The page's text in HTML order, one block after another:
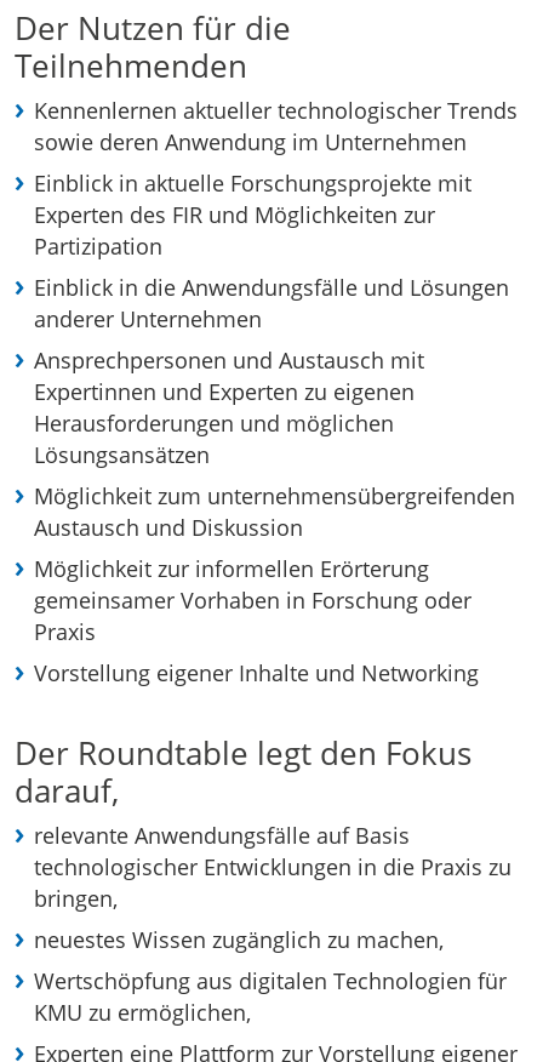
Der Nutzen für die
Teilnehmenden
Kennenlernen aktueller technologischer Trends
sowie deren Anwendung im Unternehmen
Einblick in aktuelle Forschungsprojekte mit
Experten des FIR und Möglichkeiten zur
Partizipation
Einblick in die Anwendungsfälle und Lösungen
anderer Unternehmen
Ansprechpersonen und Austausch mit
Expertinnen und Experten zu eigenen
Herausforderungen und möglichen
Lösungsansätzen
Möglichkeit zum unternehmensübergreifenden
Austausch und Diskussion
Möglichkeit zur informellen Erörterung
gemeinsamer Vorhaben in Forschung oder
Praxis
Vorstellung eigener Inhalte und Networking
Der Roundtable legt den Fokus
darauf,
relevante Anwendungsfälle auf Basis
technologischer Entwicklungen in die Praxis zu
bringen,
neuestes Wissen zugänglich zu machen,
Wertschöpfung aus digitalen Technologien für
KMU zu ermöglichen,
Experten eine Plattform zur Vorstellung eigener